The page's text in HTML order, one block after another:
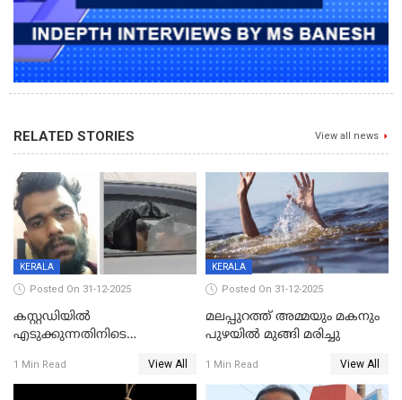
RELATED STORIES View all news
KERALA
Posted On 31-12-2025
കസ്റ്റഡിയിൽ
എടുക്കുന്നതിനിടെ
വധശ്രമക്കേസ് പ്രതി പിടിയിൽ
1 Min Read View All
KERALA
Posted On 31-12-2025
മലപ്പുറത്ത് അമ്മയും മകനും
പുഴയിൽ മുങ്ങി മരിച്ചു
1 Min Read View All